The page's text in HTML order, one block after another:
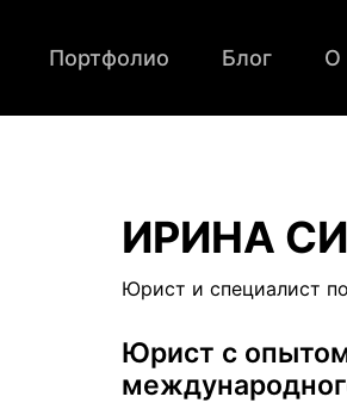
Портфолио Блог О
ИРИНА
Юрист и специалист
Юрист с